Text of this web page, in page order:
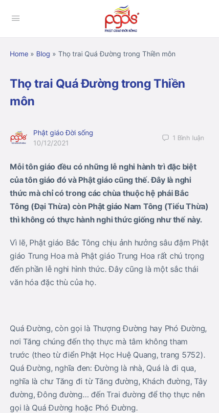
Home » Blog » Thọ trai Quá Đường trong Thiền môn
Thọ trai Quá Đường trong Thiền
môn
Phật giáo Đời sống
10/12/2021
1 Bình luận
Mỗi tôn giáo đều có những lễ nghi hành trì đặc biệt
của tôn giáo đó và Phật giáo cũng thế. Đây là nghi
thức mà chỉ có trong các chùa thuộc hệ phái Bắc
Tông (Đại Thừa) còn Phật giáo Nam Tông (Tiểu Thừa)
thì không có thực hành nghi thức giống như thế này.
Vì lẽ, Phật giáo Bắc Tông chịu ảnh hưởng sâu đậm Phật
giáo Trung Hoa mà Phật giáo Trung Hoa rất chú trọng
đến phần lễ nghi hình thức. Đây cũng là một sắc thái
văn hóa đặc thù của họ.
Quá Đường, còn gọi là Thượng Đường hay Phó Đường,
nơi Tăng chúng đến thọ thực mà tâm không tham
trước (theo từ điển Phật Học Huệ Quang, trang 5752).
Quá Đường, nghĩa đen: Đường là nhà, Quá là đi qua,
nghĩa là chư Tăng đi từ Tăng đường, Khách đường, Tây
đường, Đông đường… đến Trai đường để thọ thực nên
gọi là Quá Đường hoặc Phó Đường.